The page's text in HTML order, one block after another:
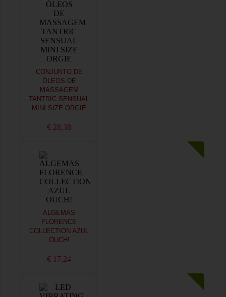
CONJUNTO DE
ÓLEOS DE
MASSAGEM
TANTRIC SENSUAL
MINI SIZE ORGIE
€ 28,38
ALGEMAS
FLORENCE
COLLECTION AZUL
OUCH!
€ 17,24